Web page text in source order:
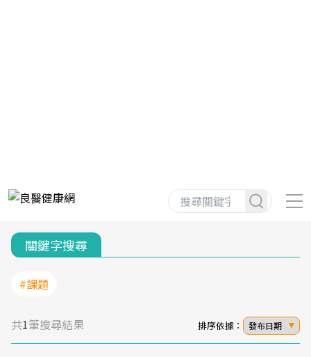
關鍵字搜尋
#課題
共1筆搜尋結果 排序依據： 發布日期